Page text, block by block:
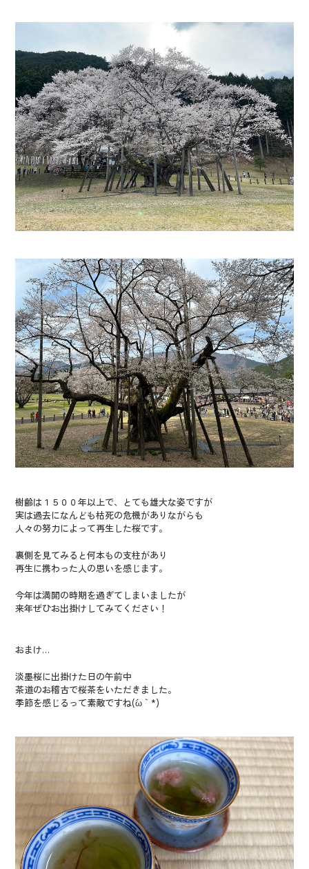
樹齢は１５００年以上で、とても雄大な姿ですが
実は過去になんども枯死の危機がありながらも
人々の努力によって再生した桜です。
裏側を見てみると何本もの支柱があり
再生に携わった人の思いを感じます。
今年は満開の時期を過ぎてしまいましたが
来年ぜひお出掛けしてみてください！
おまけ…
淡墨桜に出掛けた日の午前中
茶道のお稽古で桜茶をいただきました。
季節を感じるって素敵ですね(´ω｀*)